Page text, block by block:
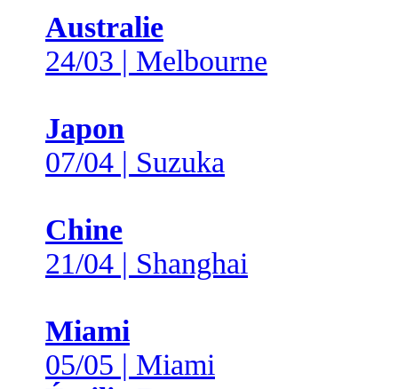
Australie
24/03 | Melbourne
Japon
07/04 | Suzuka
Chine
21/04 | Shanghai
Miami
05/05 | Miami